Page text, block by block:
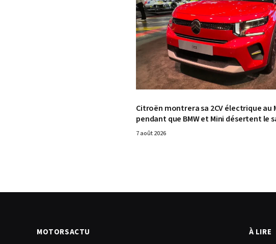
Citroën montrera sa 2CV électrique au
pendant que BMW et Mini désertent le
7 août 2026
MOTORSACTU À LIRE